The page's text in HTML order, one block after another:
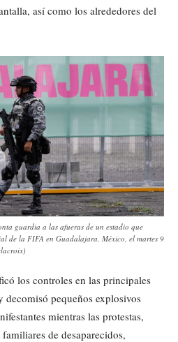
así como los alrededores del
guardia a las afueras de un estadio que
de la FIFA en Guadalajara, México, el martes 9
los controles en las principales
decomisó pequeños explosivos
mientras las protestas,
de desaparecidos,